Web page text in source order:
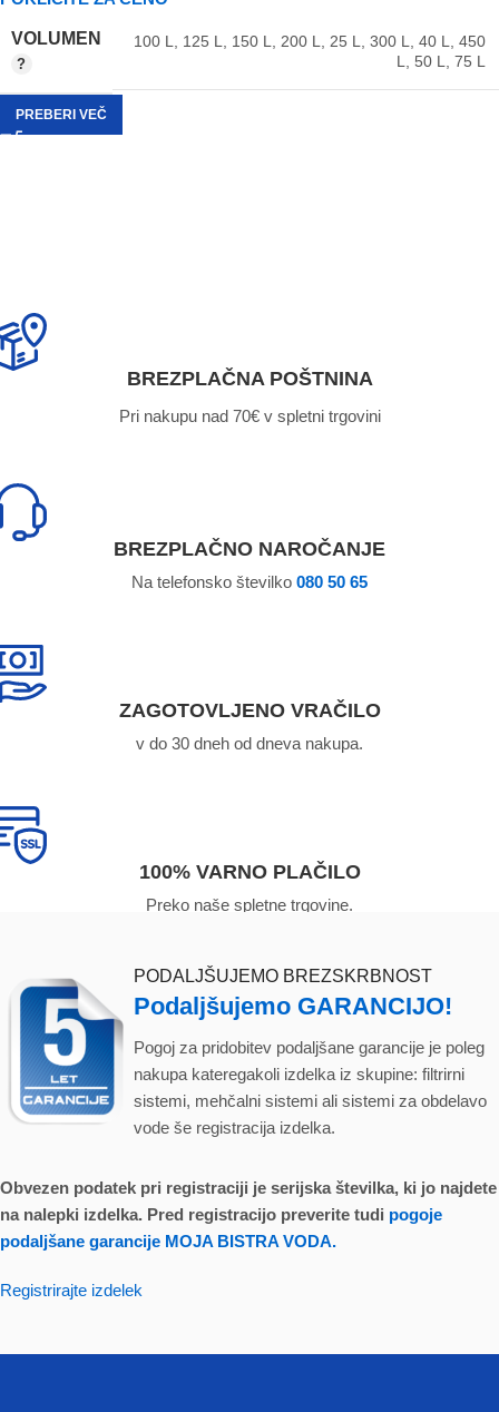
VOLUMEN 100 L 125 L 150 L 200 L 25 L 300 L 40 L
450
L
50 L 75 L
PREBERI VEČ
BREZPLAČNA POŠTNINA
Pri nakupu nad 70€ v spletni trgovini
BREZPLAČNO NAROČANJE
Na telefonsko številko 080 50 65
ZAGOTOVLJENO VRAČILO
v do 30 dneh od dneva nakupa.
100% VARNO PLAČILO
Preko naše spletne trgovine.
PODALJŠUJEMO BREZSKRBNOST
Podaljšujemo GARANCIJO!
Pogoj za pridobitev podaljšane garancije je poleg
nakupa kateregakoli izdelka iz skupine: filtrirni
sistemi, mehčalni sistemi ali sistemi za obdelavo
vode še registracija izdelka.
Obvezen podatek pri registraciji je serijska številka, ki jo najdete
na nalepki izdelka. Pred registracijo preverite tudi pogoje
podaljšane garancije MOJA BISTRA VODA.
Registrirajte izdelek